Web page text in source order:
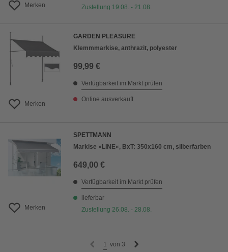
Merken
Zustellung 19.08. - 21.08.
Merken
GARDEN PLEASURE
Klemmmarkise, anthrazit, polyester
99,99 €
Verfügbarkeit im Markt prüfen
Online ausverkauft
Merken
SPETTMANN
Markise »LINE«, BxT: 350x160 cm, silberfarben
649,00 €
Verfügbarkeit im Markt prüfen
lieferbar
Zustellung 26.08. - 28.08.
1 von 3